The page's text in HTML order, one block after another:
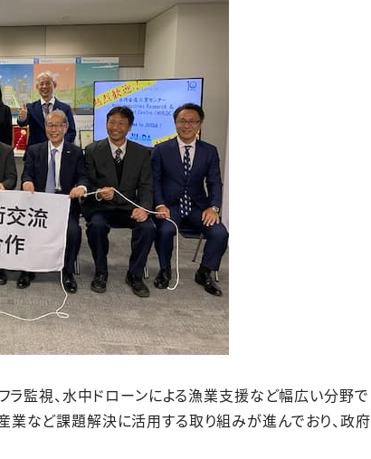
監視、水中ドローンによる漁業支援など幅広い分野で
業など課題解決に活用する取り組みが進んでおり、政府